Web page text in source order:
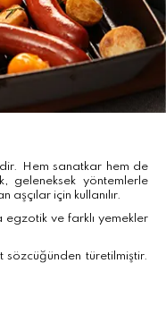
Hem sanatkar hem de
geleneksek yöntemlerle
aşçılar için kullanılır.
egzotik ve farklı yemekler
sözcüğünden türetilmiştir.